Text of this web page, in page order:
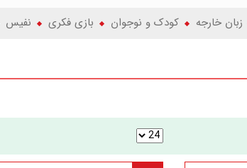
زبان خارجه کودک و نوجوان بازی فکری نفیس